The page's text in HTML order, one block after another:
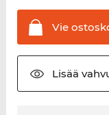
Vie
Lisää